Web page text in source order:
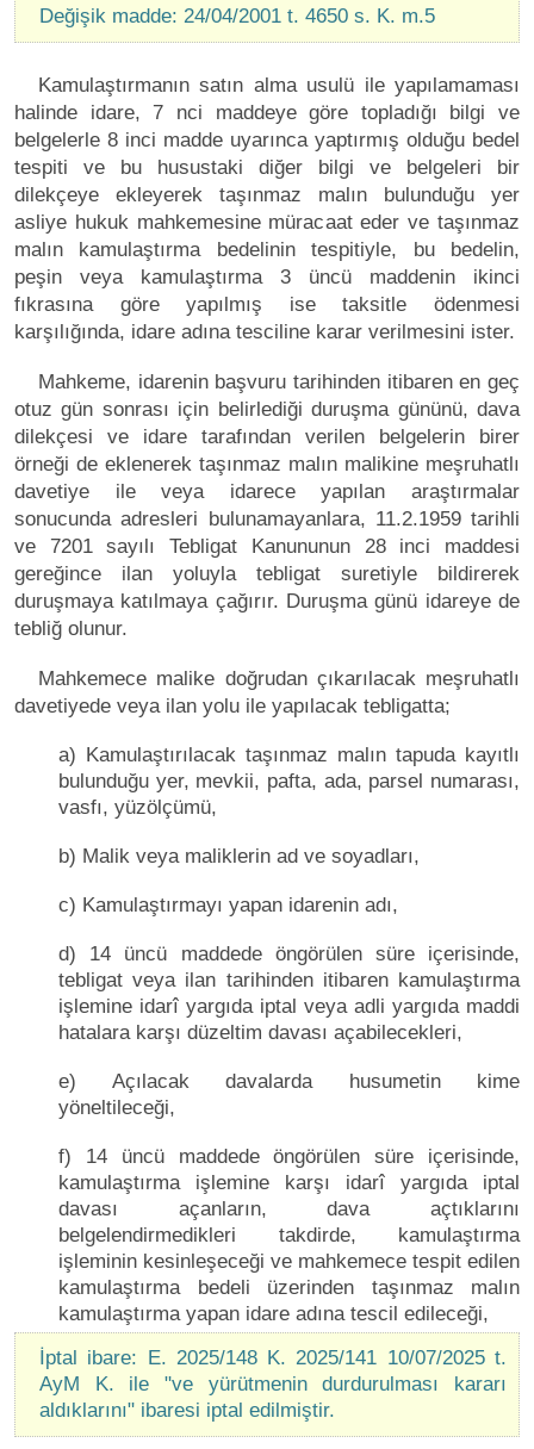
Değişik madde: 24/04/2001 t. 4650 s. K. m.5
Kamulaştırmanın satın alma usulü ile yapılamaması
halinde idare, 7 nci maddeye göre topladığı bilgi ve
belgelerle 8 inci madde uyarınca yaptırmış olduğu bedel
tespiti ve bu husustaki diğer bilgi ve belgeleri bir
dilekçeye ekleyerek taşınmaz malın bulunduğu yer
asliye hukuk mahkemesine müracaat eder ve taşınmaz
malın kamulaştırma bedelinin tespitiyle, bu bedelin,
peşin veya kamulaştırma 3 üncü maddenin ikinci
fıkrasına göre yapılmış ise taksitle ödenmesi
karşılığında, idare adına tesciline karar verilmesini ister.
Mahkeme, idarenin başvuru tarihinden itibaren en geç
otuz gün sonrası için belirlediği duruşma gününü, dava
dilekçesi ve idare tarafından verilen belgelerin birer
örneği de eklenerek taşınmaz malın malikine meşruhatlı
davetiye ile veya idarece yapılan araştırmalar
sonucunda adresleri bulunamayanlara, 11.2.1959 tarihli
ve 7201 sayılı Tebligat Kanununun 28 inci maddesi
gereğince ilan yoluyla tebligat suretiyle bildirerek
duruşmaya katılmaya çağırır. Duruşma günü idareye de
tebliğ olunur.
Mahkemece malike doğrudan çıkarılacak meşruhatlı
davetiyede veya ilan yolu ile yapılacak tebligatta;
a) Kamulaştırılacak taşınmaz malın tapuda kayıtlı
bulunduğu yer, mevkii, pafta, ada, parsel numarası,
vasfı, yüzölçümü,
b) Malik veya maliklerin ad ve soyadları,
c) Kamulaştırmayı yapan idarenin adı,
d) 14 üncü maddede öngörülen süre içerisinde,
tebligat veya ilan tarihinden itibaren kamulaştırma
işlemine idarî yargıda iptal veya adli yargıda maddi
hatalara karşı düzeltim davası açabilecekleri,
e) Açılacak davalarda husumetin kime
yöneltileceği,
f) 14 üncü maddede öngörülen süre içerisinde,
kamulaştırma işlemine karşı idarî yargıda iptal
davası açanların, dava açtıklarını
belgelendirmedikleri takdirde, kamulaştırma
işleminin kesinleşeceği ve mahkemece tespit edilen
kamulaştırma bedeli üzerinden taşınmaz malın
kamulaştırma yapan idare adına tescil edileceği,
İptal ibare: E. 2025/148 K. 2025/141 10/07/2025 t.
AyM K. ile "ve yürütmenin durdurulması kararı
aldıklarını" ibaresi iptal edilmiştir.